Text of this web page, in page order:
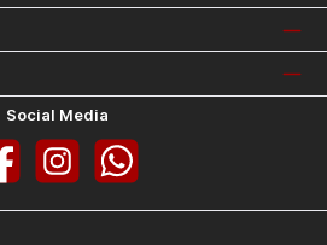
Social Media
InstagramWhatsApp